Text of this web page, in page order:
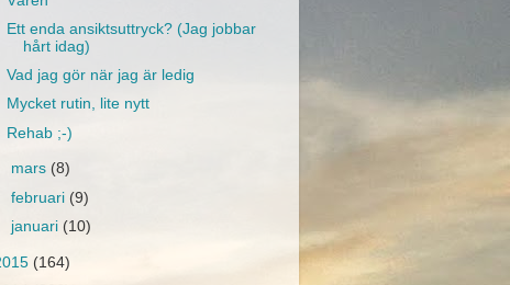
Ett enda ansiktsuttryck? (Jag jobbar
hårt idag)
Vad jag gör när jag är ledig
Mycket rutin, lite nytt
Rehab ;-)
mars (8)
februari (9)
januari (10)
(164)